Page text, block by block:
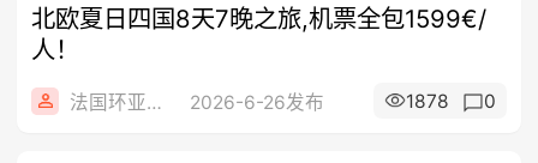
北欧夏日四国8天7晚之旅,机票全包1599€/
人！
法国环亚旅游 2026-6-26发布 1878 0